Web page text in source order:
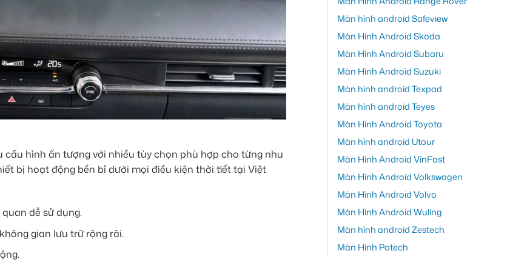
cấu hình ấn tượng với nhiều tùy chọn phù hợp cho từng nhu
bị hoạt động bền bỉ dưới mọi điều kiện thời tiết tại Việt
dễ sử dụng.
gian lưu trữ rộng rãi.
Màn hình android Safeview
Màn Hình Android Skoda
Màn Hình Android Subaru
Màn Hình Android Suzuki
Màn hình android Texpad
Màn hình android Teyes
Màn Hình Android Toyota
Màn hình android Utour
Màn Hình Android VinFast
Màn Hình Android Volkswagen
Màn Hình Android Volvo
Màn Hình Android Wuling
Màn hình android Zestech
Màn Hình Potech